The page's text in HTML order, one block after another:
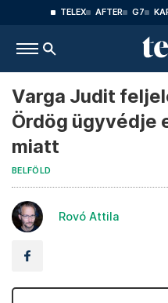
TELEX AFTER G7
Varga Judit
Ördög ügyvédje
miatt
BELFÖLD
Rovó Attila